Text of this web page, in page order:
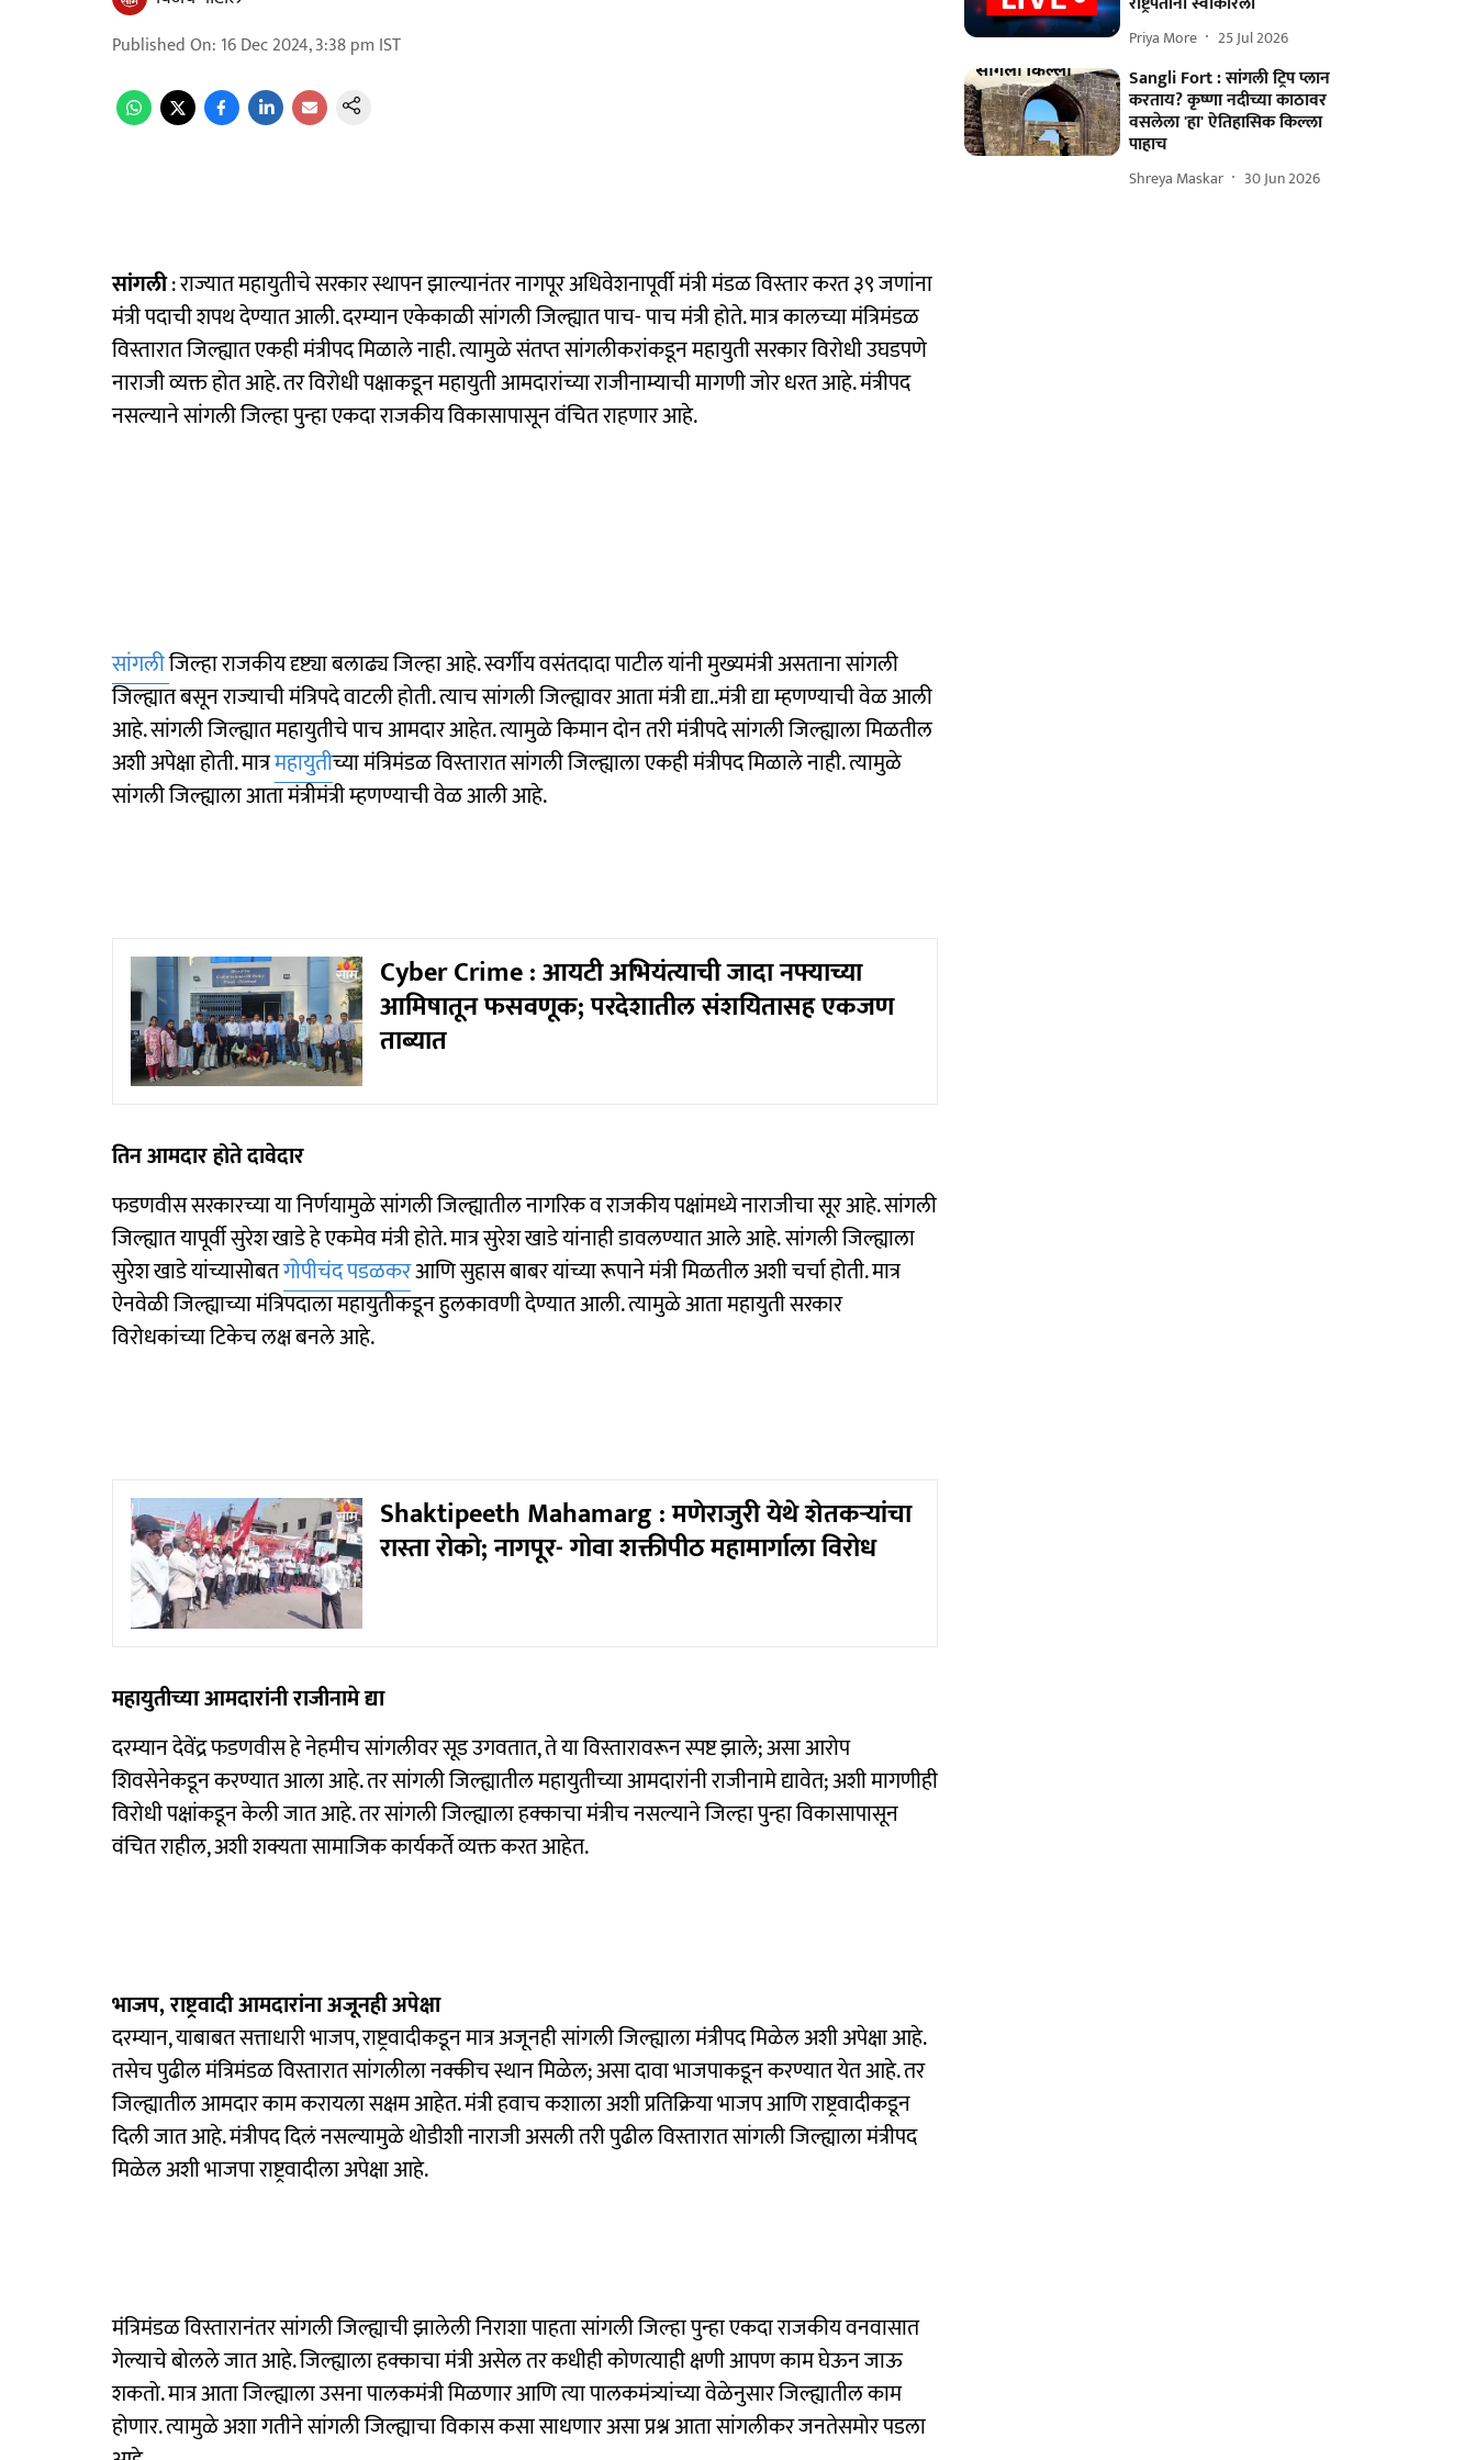
Published On: 16 Dec 2024, 3:38 pm IST
सांगली: राज्यात महायुतीचे सरकार स्थापन झाल्यानंतर नागपूर अधिवेशनापूर्वी मंत्री मंडळ विस्तार करत ३९ जणांना
मंत्री पदाची शपथ देण्यात आली. दरम्यान एकेकाळी सांगली जिल्ह्यात पाच- पाच मंत्री होते. मात्र कालच्या मंत्रिमंडळ
विस्तारात जिल्ह्यात एकही मंत्रीपद मिळाले नाही. त्यामुळे संतप्त सांगलीकरांकडून महायुती सरकार विरोधी उघडपणे
नाराजी व्यक्त होत आहे. तर विरोधी पक्षाकडून महायुती आमदारांच्या राजीनाम्याची मागणी जोर धरत आहे. मंत्रीपद
नसल्याने सांगली जिल्हा पुन्हा एकदा राजकीय विकासापासून वंचित राहणार आहे.
सांगलीजिल्हा राजकीय दृष्ट्या बलाढ्य जिल्हा आहे. स्वर्गीय वसंतदादा पाटील यांनी मुख्यमंत्री असताना सांगली
जिल्ह्यात बसून राज्याची मंत्रिपदे वाटली होती. त्याच सांगली जिल्ह्यावर आता मंत्री द्या..मंत्री द्या म्हणण्याची वेळ आली
आहे. सांगली जिल्ह्यात महायुतीचे पाच आमदार आहेत. त्यामुळे किमान दोन तरी मंत्रीपदे सांगली जिल्ह्याला मिळतील
अशी अपेक्षा होती. मात्रमहायुतीच्या मंत्रिमंडळ विस्तारात सांगली जिल्ह्याला एकही मंत्रीपद मिळाले नाही. त्यामुळे
सांगली जिल्ह्याला आता मंत्रीमंत्री म्हणण्याची वेळ आली आहे.
Cyber Crime : आयटी अभियंत्याची जादा नफ्याच्या
आमिषातून फसवणूक; परदेशातील संशयितासह एकजण
ताब्यात
तिन आमदार होते दावेदार
फडणवीस सरकारच्या या निर्णयामुळे सांगली जिल्ह्यातील नागरिक व राजकीय पक्षांमध्ये नाराजीचा सूर आहे. सांगली
जिल्ह्यात यापूर्वी सुरेश खाडे हे एकमेव मंत्री होते. मात्र सुरेश खाडे यांनाही डावलण्यात आले आहे. सांगली जिल्ह्याला
सुरेश खाडे यांच्यासोबतगोपीचंद पडळकरआणि सुहास बाबर यांच्या रूपाने मंत्री मिळतील अशी चर्चा होती. मात्र
ऐनवेळी जिल्ह्याच्या मंत्रिपदाला महायुतीकडून हुलकावणी देण्यात आली. त्यामुळे आता महायुती सरकार
विरोधकांच्या टिकेच लक्ष बनले आहे.
Shaktipeeth Mahamarg : मणेराजुरी येथे शेतकऱ्यांचा
रास्ता रोको; नागपूर- गोवा शक्तीपीठ महामार्गाला विरोध
महायुतीच्या आमदारांनी राजीनामे द्या
दरम्यान देवेंद्र फडणवीस हे नेहमीच सांगलीवर सूड उगवतात, ते या विस्तारावरून स्पष्ट झाले; असा आरोप
शिवसेनेकडून करण्यात आला आहे. तर सांगली जिल्ह्यातील महायुतीच्या आमदारांनी राजीनामे द्यावेत; अशी मागणीही
विरोधी पक्षांकडून केली जात आहे. तर सांगली जिल्ह्याला हक्काचा मंत्रीच नसल्याने जिल्हा पुन्हा विकासापासून
वंचित राहील, अशी शक्यता सामाजिक कार्यकर्ते व्यक्त करत आहेत.
भाजप, राष्ट्रवादी आमदारांना अजूनही अपेक्षा
दरम्यान, याबाबत सत्ताधारी भाजप, राष्ट्रवादीकडून मात्र अजूनही सांगली जिल्ह्याला मंत्रीपद मिळेल अशी अपेक्षा आहे.
तसेच पुढील मंत्रिमंडळ विस्तारात सांगलीला नक्कीच स्थान मिळेल; असा दावा भाजपाकडून करण्यात येत आहे. तर
जिल्ह्यातील आमदार काम करायला सक्षम आहेत. मंत्री हवाच कशाला अशी प्रतिक्रिया भाजप आणि राष्ट्रवादीकडून
दिली जात आहे. मंत्रीपद दिलं नसल्यामुळे थोडीशी नाराजी असली तरी पुढील विस्तारात सांगली जिल्ह्याला मंत्रीपद
मिळेल अशी भाजपा राष्ट्रवादीला अपेक्षा आहे.
मंत्रिमंडळ विस्तारानंतर सांगली जिल्ह्याची झालेली निराशा पाहता सांगली जिल्हा पुन्हा एकदा राजकीय वनवासात
गेल्याचे बोलले जात आहे. जिल्ह्याला हक्काचा मंत्री असेल तर कधीही कोणत्याही क्षणी आपण काम घेऊन जाऊ
शकतो. मात्र आता जिल्ह्याला उसना पालकमंत्री मिळणार आणि त्या पालकमंत्र्यांच्या वेळेनुसार जिल्ह्यातील काम
होणार. त्यामुळे अशा गतीने सांगली जिल्ह्याचा विकास कसा साधणार असा प्रश्न आता सांगलीकर जनतेसमोर पडला
Priya More 25 Jul 2026
Sangli Fort : सांगली ट्रिप प्लान
करताय? कृष्णा नदीच्या काठावर
वसलेला 'हा' ऐतिहासिक किल्ला
पाहाच
Shreya Maskar 30 Jun 2026